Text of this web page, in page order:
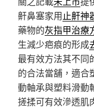
鼾鼻塞家用止鼾神
藥物的灰指甲治療
生減少疤痕的形成
最有效方法其不同
的合法當舖，適合
動軸承與塑料滑動
搓揉可有效滲透肌